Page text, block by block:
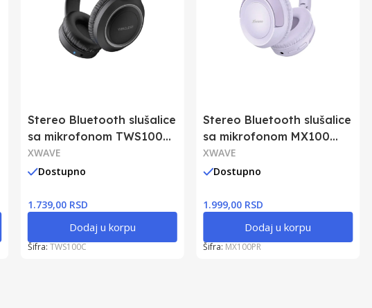
Stereo Bluetooth slušalice
sa mikrofonom TWS100
crne
XWAVE
Dostupno
1.739,00 RSD
Dodaj u korpu
Šifra: TWS100C
Stereo Bluetooth slušalice
sa mikrofonom MX100
ljubičaste
XWAVE
Dostupno
1.999,00 RSD
Dodaj u korpu
Šifra: MX100PR